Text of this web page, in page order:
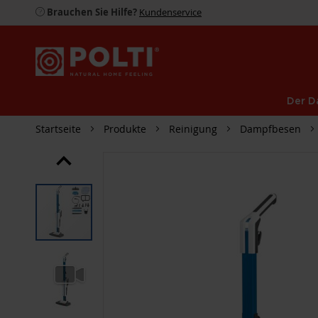
Brauchen Sie Hilfe? Kundenservice
Der
Startseite Produkte Reinigung Dampfbesen
ZUM
DER
BILDGALERIE
SPRINGEN